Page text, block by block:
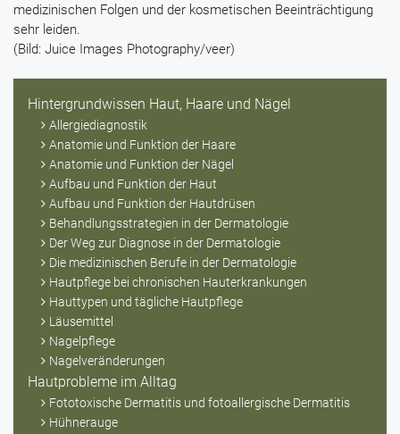
medizinischen Folgen und der kosmetischen Beeinträchtigung
sehr leiden.
(Bild: Juice Images Photography/veer)
Hintergrundwissen Haut, Haare und Nägel
Allergiediagnostik
Anatomie und Funktion der Haare
Anatomie und Funktion der Nägel
Aufbau und Funktion der Haut
Aufbau und Funktion der Hautdrüsen
Behandlungsstrategien in der Dermatologie
Der Weg zur Diagnose in der Dermatologie
Die medizinischen Berufe in der Dermatologie
Hautpflege bei chronischen Hauterkrankungen
Hauttypen und tägliche Hautpflege
Läusemittel
Nagelpflege
Nagelveränderungen
Hautprobleme im Alltag
Fototoxische Dermatitis und fotoallergische Dermatitis
Hühnerauge